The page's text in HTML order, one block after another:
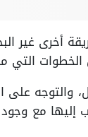
غير
التي
على
مع